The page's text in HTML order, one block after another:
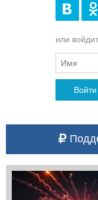
или
Войти